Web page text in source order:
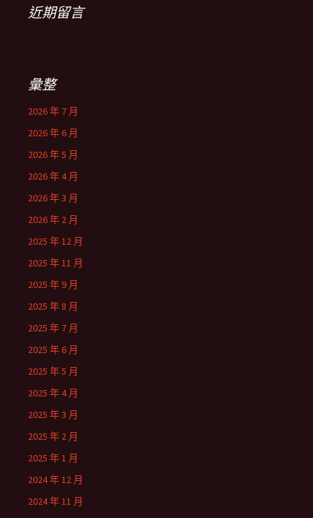
近期留言
彙整
2026 年 7 月
2026 年 6 月
2026 年 5 月
2026 年 4 月
2026 年 3 月
2026 年 2 月
2025 年 12 月
2025 年 11 月
2025 年 9 月
2025 年 8 月
2025 年 7 月
2025 年 6 月
2025 年 5 月
2025 年 4 月
2025 年 3 月
2025 年 2 月
2025 年 1 月
2024 年 12 月
2024 年 11 月